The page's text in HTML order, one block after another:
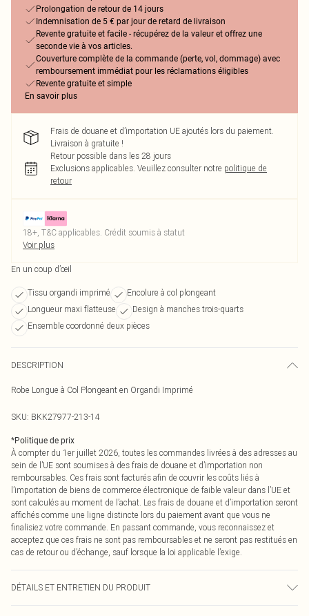
Prolongation de retour de 14 jours
Indemnisation de 5 € par jour de retard de livraison
Revente gratuite et facile - récupérez de la valeur et offrez une
seconde vie à vos articles.
Couverture complète de la commande (perte, vol, dommage) avec
remboursement immédiat pour les réclamations éligibles
Revente gratuite et simple
En savoir plus
Frais de douane et d’importation UE ajoutés lors du paiement.
Livraison à gratuite !
Retour possible dans les 28 jours
Exclusions applicables. Veuillez consulter notre politique de
retour
18+, T&C applicables. Crédit soumis à statut
Voir plus
En un coup d’œil
Tissu organdi imprimé
Encolure à col plongeant
Longueur maxi flatteuse
Design à manches trois-quarts
Ensemble coordonné deux pièces
DESCRIPTION
Robe Longue à Col Plongeant en Organdi Imprimé
SKU: BKK27977-213-14
*Politique de prix
À compter du 1er juillet 2026, toutes les commandes livrées à des adresses au
sein de l’UE sont soumises à des frais de douane et d’importation non
remboursables. Ces frais sont facturés afin de couvrir les coûts liés à
l’importation de biens de commerce électronique de faible valeur dans l’UE et
sont calculés au moment de l’achat. Les frais de douane et d’importation seront
affichés comme une ligne distincte lors du paiement avant que vous ne
finalisiez votre commande. En passant commande, vous reconnaissez et
acceptez que ces frais ne sont pas remboursables et ne seront pas restitués en
cas de retour ou d’échange, sauf lorsque la loi applicable l’exige.
DÉTAILS ET ENTRETIEN DU PRODUIT